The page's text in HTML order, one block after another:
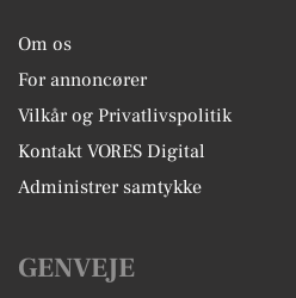
Om os
For annoncører
Vilkår og Privatlivspolitik
Kontakt VORES Digital
Administrer samtykke
GENVEJE